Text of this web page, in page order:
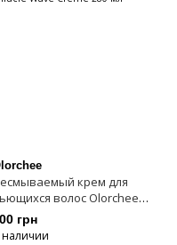
крем для
волос Olorchee
Wave Creme 280 мл
грн